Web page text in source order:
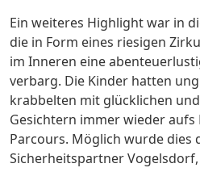
Ein weiteres Highlight war in
die in Form eines riesigen
im Inneren eine
verbarg. Die Kinder hatten
krabbelten mit glücklichen
Gesichtern immer wieder aufs
Parcours. Möglich wurde dies
Sicherheitspartner